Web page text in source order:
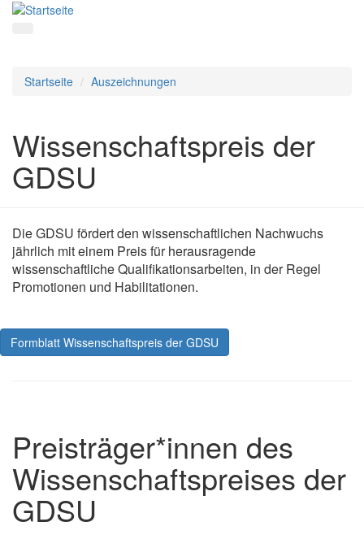
Startseite Auszeichnungen
Wissenschaftspreis der
GDSU
Die GDSU fördert den wissenschaftlichen Nachwuchs
jährlich mit einem Preis für herausragende
wissenschaftliche Qualifikationsarbeiten, in der Regel
Promotionen und Habilitationen.
Formblatt Wissenschaftspreis der GDSU
Preisträger*innen des
Wissenschaftspreises der
GDSU